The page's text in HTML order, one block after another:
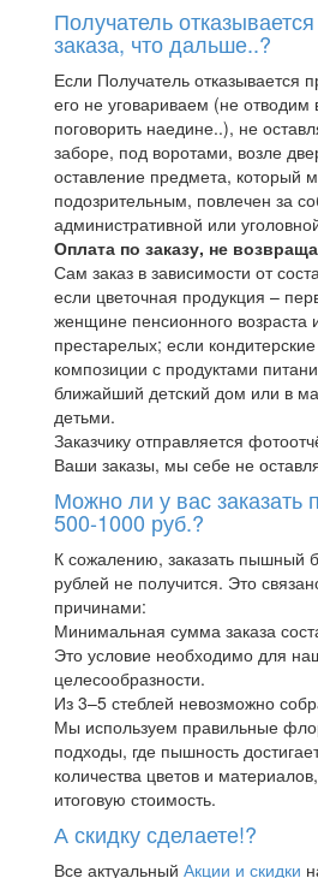
Получатель
заказа, что дальше..?
Если Получатель отказывается
его не уговариваем (не отводим
поговорить наедине..), не
заборе, под воротами, возле
оставление предмета, который
подозрительным, повлечен за
административной или
Оплата по заказу, не
Сам заказ в зависимости от
если цветочная продукция –
женщине пенсионного
престарелых; если
композиции с продуктами
ближайший детский дом или в
детьми.
Заказчику отправляется
Ваши заказы, мы себе не
Можно ли у вас заказать
500-1000 руб.?
К сожалению, заказать пышный
рублей не получится. Это
причинами:
Минимальная сумма заказа
Это условие необходимо для
целесообразности.
Из 3–5 стеблей невозможно
Мы используем правильные
подходы, где пышность
количества цветов и
итоговую стоимость.
А скидку сделаете!?
Все актуальный Акции и скидки